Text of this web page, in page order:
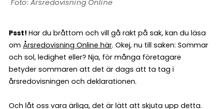
Årsredovisning Online
Psst! Har du bråttom och vill gå rakt på sak, kan du läsa
om Årsredovisning Online här. Okej, nu till saken: Sommar
och sol, ledighet eller? Nja, för många företagare
betyder sommaren att det är dags att ta tag i
årsredovisningen och deklarationen.
Och låt oss vara ärliga, det är lätt att skjuta upp detta.